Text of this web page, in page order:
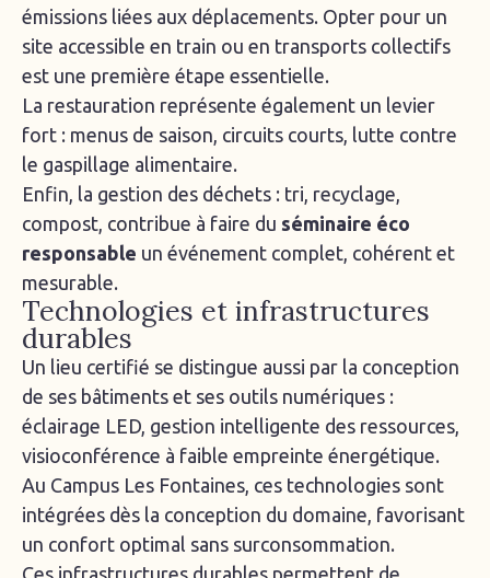
émissions liées aux déplacements. Opter pour un
site accessible en train ou en transports collectifs
est une première étape essentielle.
La restauration représente également un levier
fort : menus de saison, circuits courts, lutte contre
le gaspillage alimentaire.
Enfin, la gestion des déchets : tri, recyclage,
compost, contribue à faire du séminaire éco
responsable un événement complet, cohérent et
mesurable.
Technologies et infrastructures
durables
Un lieu certifié se distingue aussi par la conception
de ses bâtiments et ses outils numériques :
éclairage LED, gestion intelligente des ressources,
visioconférence à faible empreinte énergétique.
Au Campus Les Fontaines, ces technologies sont
intégrées dès la conception du domaine, favorisant
un confort optimal sans surconsommation.